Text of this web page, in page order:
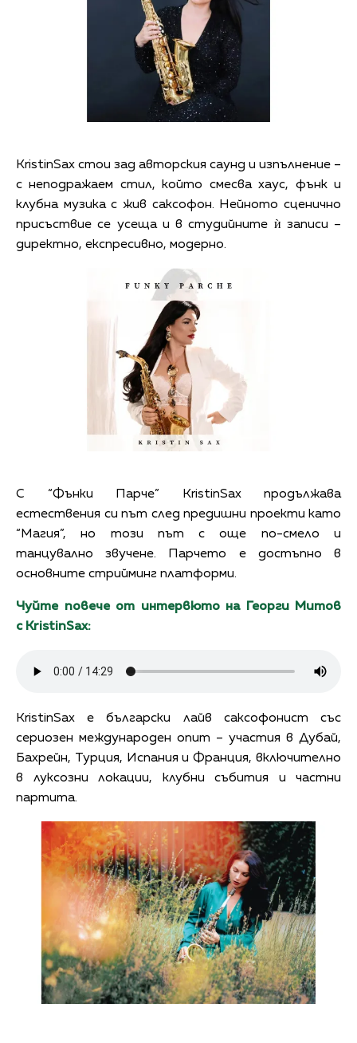
KristinSax стои зад авторския саунд и изпълнение –
с неподражаем стил, който смесва хаус, фънк и
клубна музика с жив саксофон. Нейното сценично
присъствие се усеща и в студийните ѝ записи –
директно, експресивно, модерно.
С “Фънки Парче” KristinSax продължава
естествения си път след предишни проекти като
“Магия”, но този път с още по-смело и
танцувално звучене. Парчето е достъпно в
основните стрийминг платформи.
Чуйте повече от интервюто на Георги Митов
с KristinSax:
KristinSax е български лайв саксофонист със
сериозен международен опит – участия в Дубай,
Бахрейн, Турция, Испания и Франция, включително
в луксозни локации, клубни събития и частни
партита.